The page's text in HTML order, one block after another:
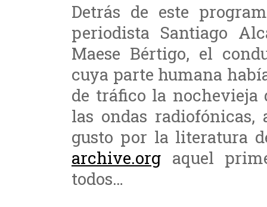
Detrás de este
periodista Santiago
Maese Bértigo, el
cuya parte humana
de tráfico la nochevieja
las ondas
gusto por la literatura
archive.org aquel
todos…